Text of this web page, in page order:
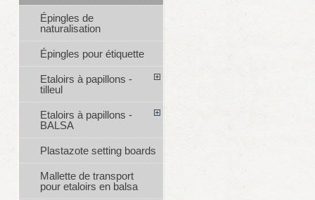
Épingles de
naturalisation
Épingles pour étiquette
Etaloirs à papillons -
tilleul
Etaloirs à papillons -
BALSA
Plastazote setting boards
Mallette de transport
pour etaloirs en balsa